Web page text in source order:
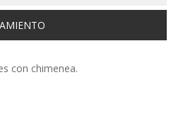
con chimenea.